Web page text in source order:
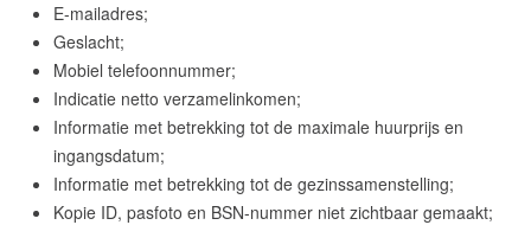
E-mailadres;
Geslacht;
Mobiel telefoonnummer;
Indicatie netto verzamelinkomen;
Informatie met betrekking tot de maximale huurprijs en
ingangsdatum;
Informatie met betrekking tot de gezinssamenstelling;
Kopie ID, pasfoto en BSN-nummer niet zichtbaar gemaakt;